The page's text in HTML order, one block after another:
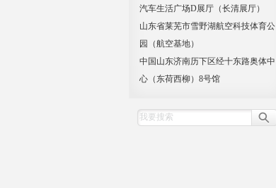
汽车生活广场D展厅（长清展厅）
山东省莱芜市雪野湖航空科技体育公
园（航空基地）
中国山东济南历下区经十东路奥体中
心（东荷西柳）8号馆